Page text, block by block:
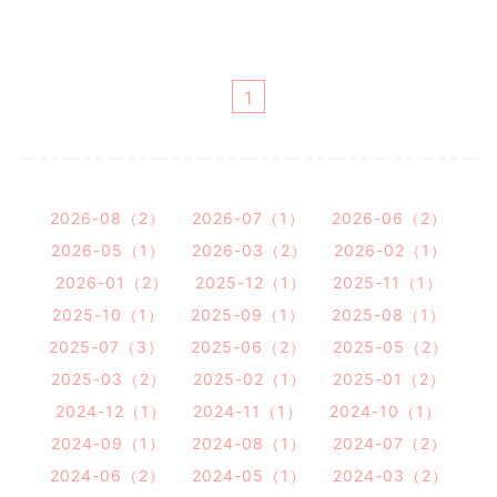
1
2026-08（2） 2026-07（1）
2026-06（2）
2026-05（1）
2026-03（2）
2026-02（1）
2026-01（2）
2025-12（1）
2025-11（1）
2025-10（1）
2025-09（1）
2025-08（1）
2025-07（3）
2025-06（2）
2025-05（2）
2025-03（2）
2025-02（1）
2025-01（2）
2024-12（1）
2024-11（1）
2024-10（1）
2024-09（1）
2024-08（1）
2024-07（2）
2024-06（2）
2024-05（1）
2024-03（2）